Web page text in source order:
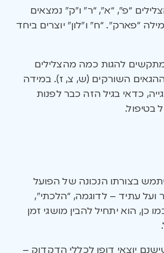
“פ”, “א”, “ר” ו”ק” נמצאים
“פארק”. “ח” ו”לון” יוצרים ביחד
להגות כמה מהצלילים
השורקים (ש, צ, ז). במידה
כדאי בגיל הזה כבר לפנות
בטיפול.
בצורתו הנכונה של הפועל
עתיד – לדוגמה, “הלכתי”,
כן, הוא יתחיל להבין מושגי זמן
יוצאי דופן לכללי הדקדוק –